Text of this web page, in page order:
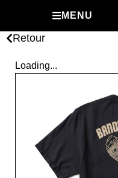
MENU
Retour
Loading...